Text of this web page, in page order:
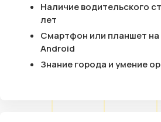
Наличие водительского
лет
Смартфон или планшет
Android
Знание города и умение